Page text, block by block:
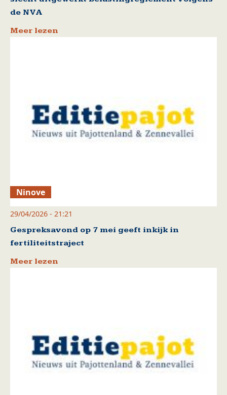
de NVA
Meer lezen
Ninove
29/04/2026 - 21:21
Gespreksavond op 7 mei geeft inkijk in
fertiliteitstraject
Meer lezen